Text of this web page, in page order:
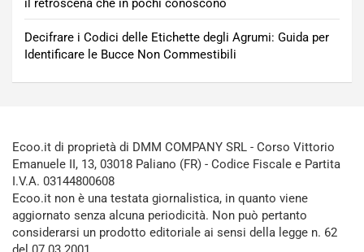
il retroscena che in pochi conoscono
Decifrare i Codici delle Etichette degli Agrumi: Guida per
Identificare le Bucce Non Commestibili
Ecoo.it di proprietà di DMM COMPANY SRL - Corso Vittorio
Emanuele II, 13, 03018 Paliano (FR) - Codice Fiscale e Partita
I.V.A. 03144800608
Ecoo.it non è una testata giornalistica, in quanto viene
aggiornato senza alcuna periodicità. Non può pertanto
considerarsi un prodotto editoriale ai sensi della legge n. 62